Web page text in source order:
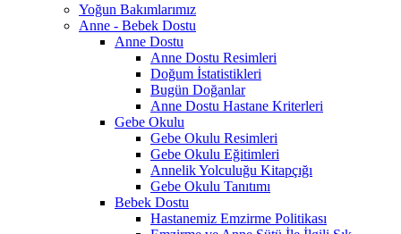
Yoğun Bakımlarımız
Anne - Bebek Dostu
Anne Dostu
Anne Dostu Resimleri
Doğum İstatistikleri
Bugün Doğanlar
Anne Dostu Hastane Kriterleri
Gebe Okulu
Gebe Okulu Resimleri
Gebe Okulu Eğitimleri
Annelik Yolculuğu Kitapçığı
Gebe Okulu Tanıtımı
Bebek Dostu
Hastanemiz Emzirme Politikası